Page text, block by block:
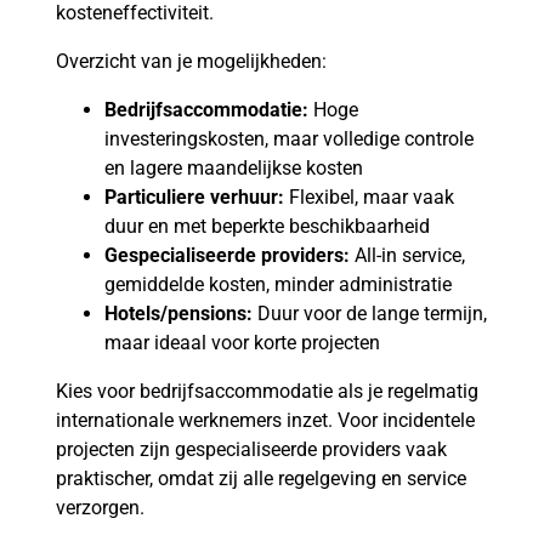
kosteneffectiviteit.
Overzicht van je mogelijkheden:
Bedrijfsaccommodatie: Hoge
investeringskosten, maar volledige controle
en lagere maandelijkse kosten
Particuliere verhuur: Flexibel, maar vaak
duur en met beperkte beschikbaarheid
Gespecialiseerde providers: All-in service,
gemiddelde kosten, minder administratie
Hotels/pensions: Duur voor de lange termijn,
maar ideaal voor korte projecten
Kies voor bedrijfsaccommodatie als je regelmatig
internationale werknemers inzet. Voor incidentele
projecten zijn gespecialiseerde providers vaak
praktischer, omdat zij alle regelgeving en service
verzorgen.